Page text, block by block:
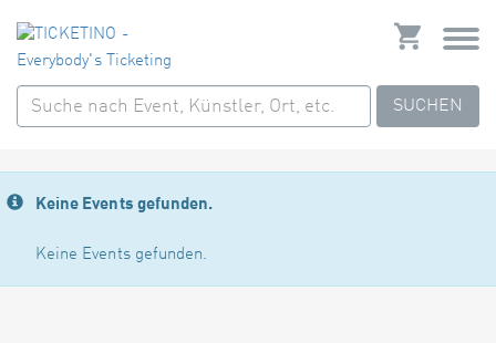
SUCHEN
Keine Events gefunden.
Keine Events gefunden.